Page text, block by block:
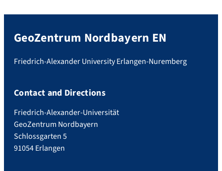
GeoZentrum Nordbayern EN
Friedrich-Alexander University Erlangen-Nuremberg
Contact and Directions
Friedrich-Alexander-Universität
GeoZentrum Nordbayern
Schlossgarten 5
91054 Erlangen